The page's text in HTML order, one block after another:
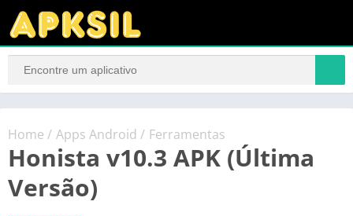
Home / Apps Android / Ferramentas
Honista v10.3 APK (Última
Versão)